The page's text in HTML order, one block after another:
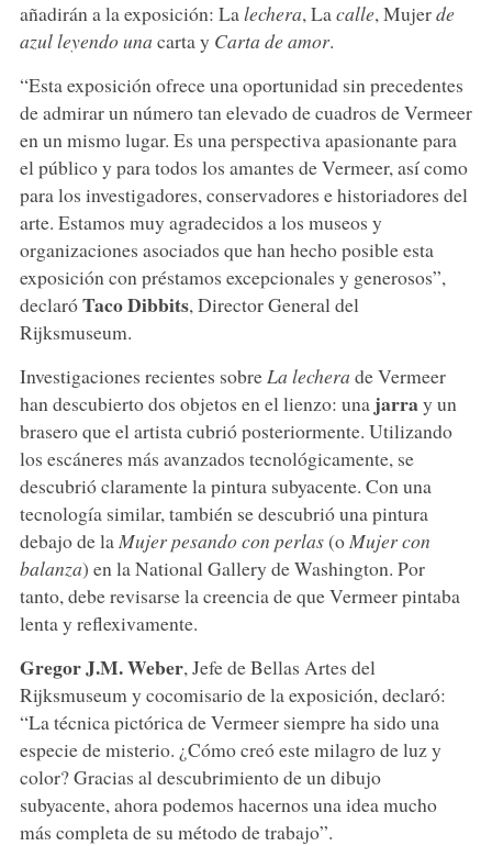
añadirán a la exposición: La lechera, La calle, Mujerde
azul leyendo una carta y Carta de amor.
“Esta exposición ofrece una oportunidad sin precedentes
de admirar un número tan elevado de cuadros de Vermeer
en un mismo lugar. Es una perspectiva apasionante para
el público y para todos los amantes de Vermeer, así como
para los investigadores, conservadores e historiadores del
arte. Estamos muy agradecidos a los museos y
organizaciones asociados que han hecho posible esta
exposición con préstamos excepcionales y generosos”,
declaróTaco Dibbits, Director General del
Rijksmuseum.
Investigaciones recientes sobreLa lechera de Vermeer
han descubierto dos objetos en el lienzo: unajarray un
brasero que el artista cubrió posteriormente. Utilizando
los escáneres más avanzados tecnológicamente, se
descubrió claramente la pintura subyacente. Con una
tecnología similar, también se descubrió una pintura
debajo de la Mujerpesandocon perlas(o Mujer con
balanza) en la National Gallery de Washington. Por
tanto, debe revisarse la creencia de que Vermeer pintaba
lenta y reflexivamente.
Gregor J.M. Weber, Jefe de Bellas Artes del
Rijksmuseum y cocomisario de la exposición, declaró:
“La técnica pictórica de Vermeer siempre ha sido una
especie de misterio. ¿Cómo creó este milagro de luz y
color? Gracias al descubrimiento de un dibujo
subyacente, ahora podemos hacernos una idea mucho
más completa de su método de trabajo”.